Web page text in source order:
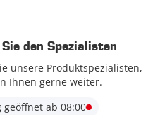
Sie den Spezialisten
unsere Produktspezialisten,
Ihnen gerne weiter.
geöffnet ab 08:00